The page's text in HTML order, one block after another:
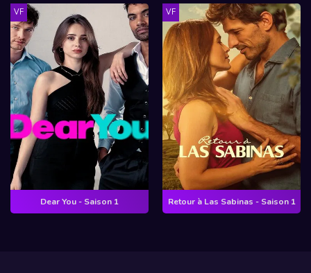
VF
Dear You - Saison 1
VF
Retour à Las Sabinas - Saison 1